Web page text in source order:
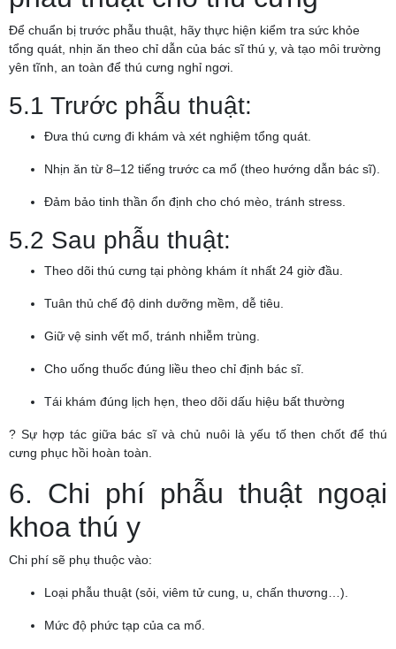
Để chuẩn bị trước phẫu thuật, hãy thực hiện kiểm tra sức khỏe
tổng quát, nhịn ăn theo chỉ dẫn của bác sĩ thú y, và tạo môi trường
yên tĩnh, an toàn để thú cưng nghỉ ngơi.
5.1 Trước phẫu thuật:
Đưa thú cưng đi khám và xét nghiệm tổng quát.
Nhịn ăn từ 8–12 tiếng trước ca mổ (theo hướng dẫn bác sĩ).
Đảm bảo tinh thần ổn định cho chó mèo, tránh stress.
5.2 Sau phẫu thuật:
Theo dõi thú cưng tại phòng khám ít nhất 24 giờ đầu.
Tuân thủ chế độ dinh dưỡng mềm, dễ tiêu.
Giữ vệ sinh vết mổ, tránh nhiễm trùng.
Cho uống thuốc đúng liều theo chỉ định bác sĩ.
Tái khám đúng lịch hẹn, theo dõi dấu hiệu bất thường
? Sự hợp tác giữa bác sĩ và chủ nuôi là yếu tố then chốt để thú
cưng phục hồi hoàn toàn.
6. Chi phí phẫu thuật ngoại
khoa thú y
Chi phí sẽ phụ thuộc vào:
Loại phẫu thuật (sỏi, viêm tử cung, u, chấn thương…).
Mức độ phức tạp của ca mổ.